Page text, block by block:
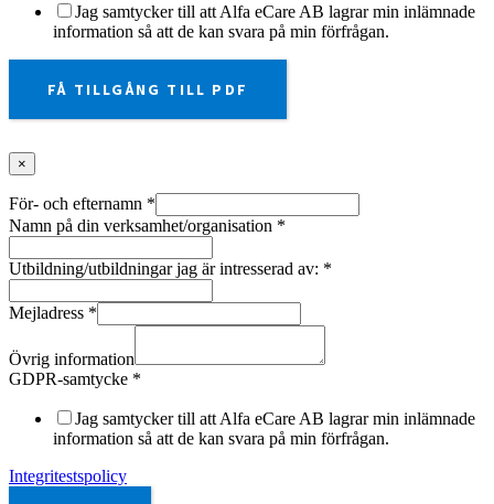
Jag samtycker till att Alfa eCare AB lagrar min inlämnade
information så att de kan svara på min förfrågan.
FÅ TILLGÅNG TILL PDF
×
För- och efternamn *
Namn på din verksamhet/organisation *
Utbildning/utbildningar jag är intresserad av: *
Mejladress *
Övrig information
GDPR-samtycke *
Jag samtycker till att Alfa eCare AB lagrar min inlämnade
information så att de kan svara på min förfrågan.
Integritestspolicy